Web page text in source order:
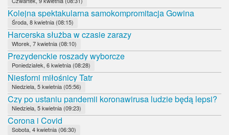
Kolejna spektakularna samokompromitacja Gowina
Środa, 8 kwietnia (08:15)
Harcerska służba w czasie zarazy
Wtorek, 7 kwietnia (08:10)
Prezydenckie roszady wyborcze
Poniedziałek, 6 kwietnia (08:28)
Niesforni miłośnicy Tatr
Niedziela, 5 kwietnia (05:56)
Czy po ustaniu pandemii koronawirusa ludzie będą lepsi?
Niedziela, 5 kwietnia (09:23)
Corona i Covid
Sobota, 4 kwietnia (06:30)